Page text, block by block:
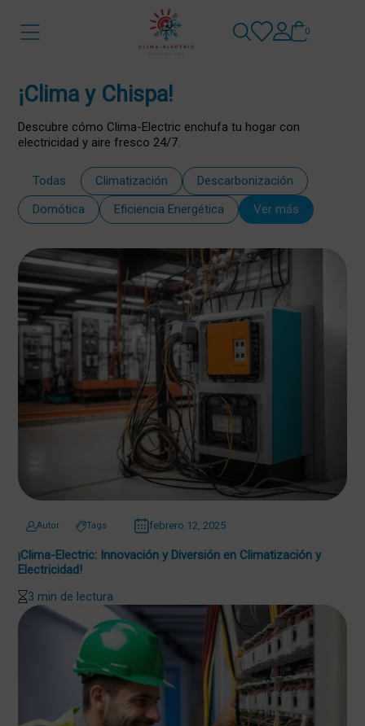
0
¡Clima y Chispa!
Descubre cómo Clima-Electric enchufa tu hogar con
electricidad y aire fresco 24/7.
Todas Climatización
Descarbonización
Domótica
Eficiencia Energética Ver más
Autor Tags febrero 12, 2025
¡Clima-Electric: Innovación y Diversión en Climatización y
Electricidad!
3 min de lectura